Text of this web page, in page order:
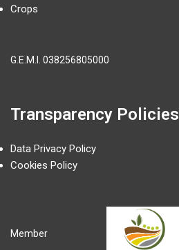
Crops
G.E.M.I. 038256805000
Transparency Policies
Data Privacy Policy
Cookies Policy
Member